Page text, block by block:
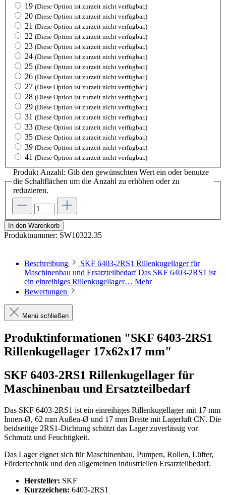
19 (Diese Option ist zurzeit nicht verfügbar.)
20 (Diese Option ist zurzeit nicht verfügbar.)
21 (Diese Option ist zurzeit nicht verfügbar.)
22 (Diese Option ist zurzeit nicht verfügbar.)
23 (Diese Option ist zurzeit nicht verfügbar.)
24 (Diese Option ist zurzeit nicht verfügbar.)
25 (Diese Option ist zurzeit nicht verfügbar.)
26 (Diese Option ist zurzeit nicht verfügbar.)
27 (Diese Option ist zurzeit nicht verfügbar.)
28 (Diese Option ist zurzeit nicht verfügbar.)
29 (Diese Option ist zurzeit nicht verfügbar.)
31 (Diese Option ist zurzeit nicht verfügbar.)
33 (Diese Option ist zurzeit nicht verfügbar.)
35 (Diese Option ist zurzeit nicht verfügbar.)
39 (Diese Option ist zurzeit nicht verfügbar.)
41 (Diese Option ist zurzeit nicht verfügbar.)
Produkt Anzahl: Gib den gewünschten Wert ein oder benutze
die Schaltflächen um die Anzahl zu erhöhen oder zu
reduzieren.
In den Warenkorb
Produktnummer: SW10322.35
Beschreibung
SKF 6403-2RS1 Rillenkugellager für
Maschinenbau und Ersatzteilbedarf Das SKF 6403-2RS1 ist
ein einreihiges Rillenkugellager… Mehr
Bewertungen
Menü schließen
Produktinformationen "SKF 6403-2RS1
Rillenkugellager 17x62x17 mm"
SKF 6403-2RS1 Rillenkugellager für
Maschinenbau und Ersatzteilbedarf
Das SKF 6403-2RS1 ist ein einreihiges Rillenkugellager mit 17 mm
Innen-Ø, 62 mm Außen-Ø und 17 mm Breite mit Lagerluft CN. Die
beidseitige 2RS1-Dichtung schützt das Lager zuverlässig vor
Schmutz und Feuchtigkeit.
Das Lager eignet sich für Maschinenbau, Pumpen, Rollen, Lüfter,
Fördertechnik und den allgemeinen industriellen Ersatzteilbedarf.
Hersteller: SKF
Kurzzeichen: 6403-2RS1